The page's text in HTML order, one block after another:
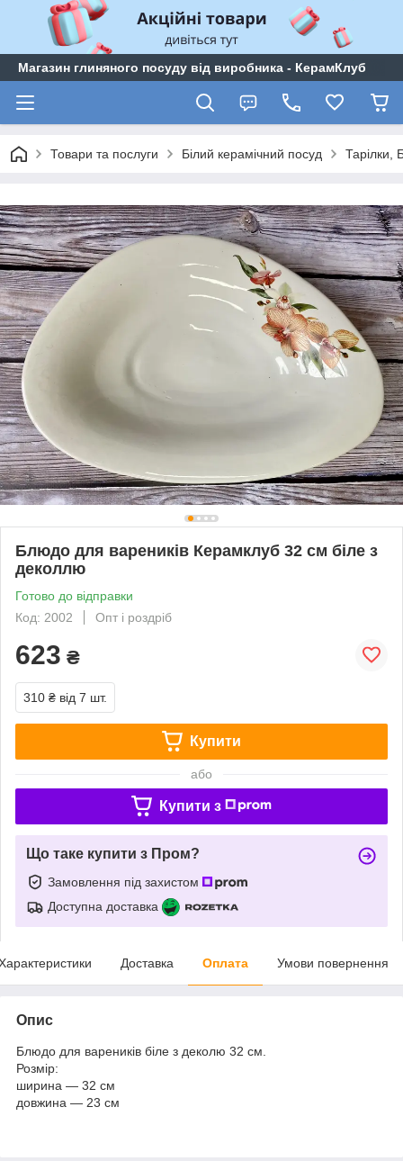
Магазин глиняного посуду від виробника - КерамКлуб
Товари та послуги Білий керамічний посуд Тарілки,
Блюдо для вареників Керамклуб 32 см біле з
деколлю
Готово до відправки
Код: 2002
Опт і роздріб
623 ₴
310 ₴ від 7 шт.
Купити
або
Купити з
Що таке купити з Пром?
Замовлення під захистом
Доступна доставка
Доставка Оплата Умови повернення
Опис
Блюдо для вареників біле з деколю 32 см.
Розмір:
ширина — 32 см
довжина — 23 см